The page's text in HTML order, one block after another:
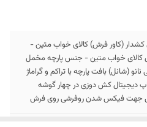
(کاور فرش) کالای خواب متین -
خواب متین - جنس پارچه مخمل
نانو (شانل) بافت پارچه با تراکم و گراماژ
دیجیتال کش دوزی در چهار گوشه
جهت فیکس شدن روفرشی روی فرش